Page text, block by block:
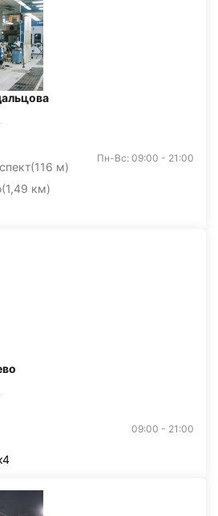
(116 м)
(1,49 км)
Пн-Вс: 09:00 - 21:00
09:00 - 21:00